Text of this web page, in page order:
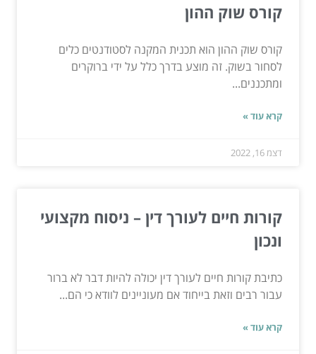
קורס שוק ההון
קורס שוק ההון הוא תכנית המקנה לסטודנטים כלים
לסחור בשוק. זה מוצע בדרך כלל על ידי ברוקרים
ומתכננים...
קרא עוד »
דצמ 16, 2022
קורות חיים לעורך דין – ניסוח מקצועי
ונכון
כתיבת קורות חיים לעורך דין יכולה להיות דבר לא ברור
עבור רבים וזאת בייחוד אם מעוניינים לוודא כי הם...
קרא עוד »